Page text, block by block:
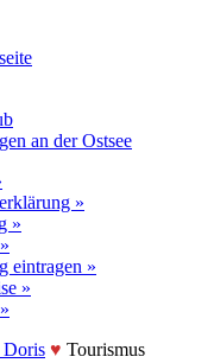
an der Ostsee
»
»
eintragen »
»
Doris ♥️ Tourismus